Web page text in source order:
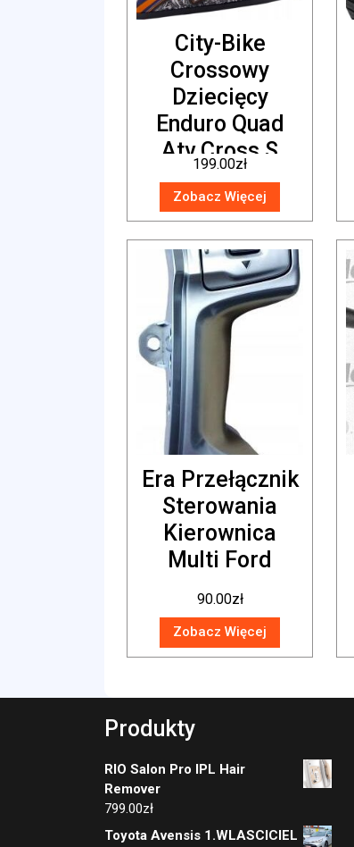
City-Bike
Crossowy
Dziecięcy
Enduro Quad
Atv Cross S
199.00zł
Zobacz Więcej
Era Przełącznik
Sterowania
Kierownica
Multi Ford
90.00zł
Zobacz Więcej
Produkty
RIO Salon Pro IPL Hair
Remover
799.00zł
Toyota Avensis 1.WLASCICIEL